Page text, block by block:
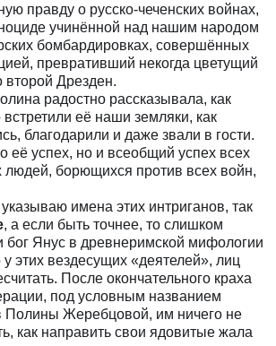
правду о русско-чеченских войнах,
учинённой над нашим народом
бомбардировках, совершённых
превративший некогда цветущий
второй Дрезден.
радостно рассказывала, как
её наши земляки, как
благодарили и даже звали в гости.
её успех, но и всеобщий успех всех
борющихся против всех войн,
имена этих интриганов, так
, а если быть точнее, то слишком
бог Янус в древнеримской мифологии
этих вездесущих «деятелей», лиц
После окончательного краха
под условным названием
Полины Жеребцовой, им ничего не
как направить свои ядовитые жала